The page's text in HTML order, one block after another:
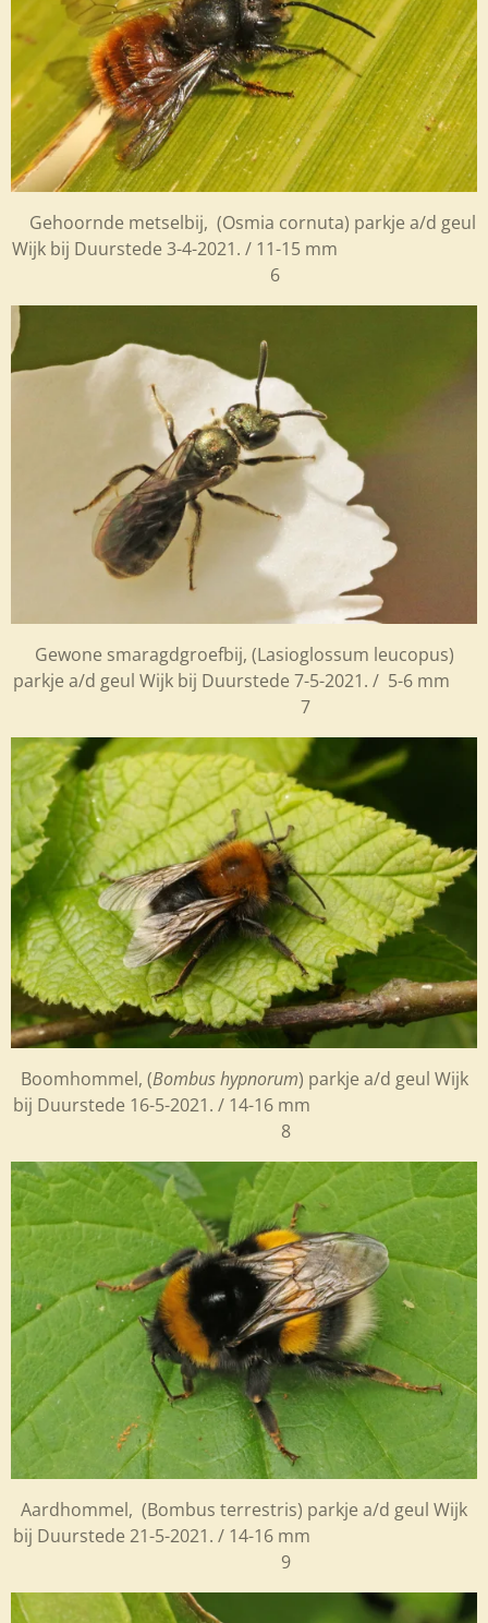
Gehoornde metselbij, (Osmia cornuta) parkje a/d geul
Wijk bij Duurstede 3-4-2021. / 11-15 mm
6
Gewone smaragdgroefbij, (Lasioglossum leucopus)
parkje a/d geul Wijk bij Duurstede 7-5-2021. / 5-6 mm
7
Boomhommel, (Bombus hypnorum) parkje a/d geul Wijk
bij Duurstede 16-5-2021. / 14-16 mm
8
Aardhommel, (Bombus terrestris) parkje a/d geul Wijk
bij Duurstede 21-5-2021. / 14-16 mm
9